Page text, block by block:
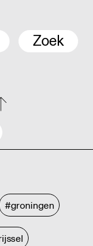
Zoek
#groningen